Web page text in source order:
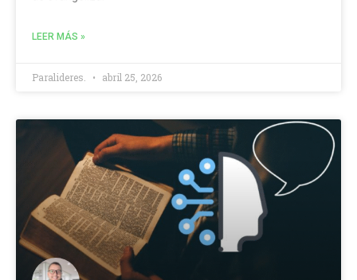
LEER MÁS »
Paralideres. abril 25, 2026